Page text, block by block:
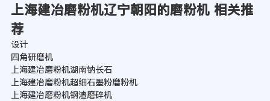
上海建冶磨粉机辽宁朝阳的磨粉机 相关推
荐
设计
四角研磨机
上海建冶磨粉机湖南钠长石
上海建冶磨粉机超细石墨粉磨粉机
上海建冶磨粉机钢渣磨碎机